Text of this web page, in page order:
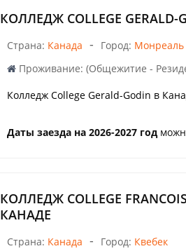
КОЛЛЕДЖ COLLEGE
Страна: Канада - Город: Монреаль
Проживание: (Общежитие -
Колледж College Gerald-Godin в
Даты заезда на 2026-2027 год
КОЛЛЕДЖ COLLEGE
КАНАДЕ
Страна: Канада - Город: Квебек